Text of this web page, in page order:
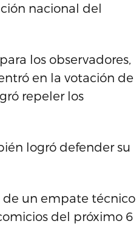
nacional del
los observadores,
en la votación de
repeler los
logró defender su
de un empate técnico
del próximo 6